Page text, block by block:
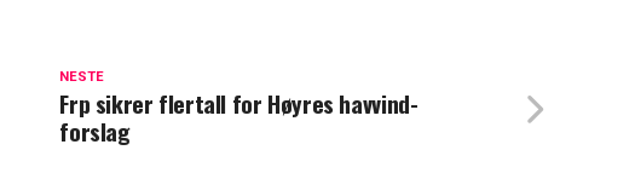
NESTE
Frp sikrer flertall for Høyres havvind-
forslag